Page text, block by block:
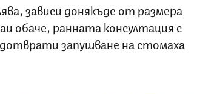
зависи донякъде от размера
обаче, ранната консултация с
запушване на стомаха